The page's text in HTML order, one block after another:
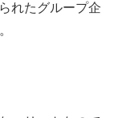
れたグループ企